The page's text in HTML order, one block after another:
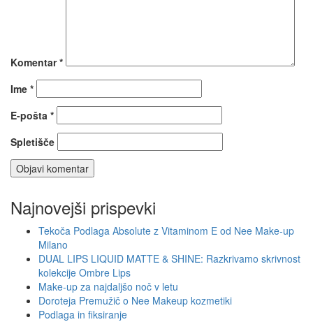
Komentar*
Ime *
E-pošta *
Spletišče
Najnovejši prispevki
Tekoča Podlaga Absolute z Vitaminom E od Nee Make-up
Milano
DUAL LIPS LIQUID MATTE & SHINE: Razkrivamo skrivnost
kolekcije Ombre Lips
Make-up za najdaljšo noč v letu
Doroteja Premužič o Nee Makeup kozmetiki
Podlaga in fiksiranje